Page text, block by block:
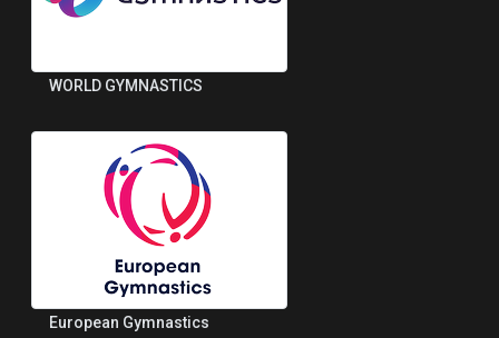
WORLD GYMNASTICS
European Gymnastics